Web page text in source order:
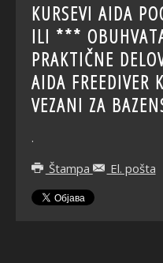
KURSEVI AIDA
ILI ***
PRAKTIČNЕ
AIDA FREEDIVER
VEZANI ZA
.
Štampa
El. pošta